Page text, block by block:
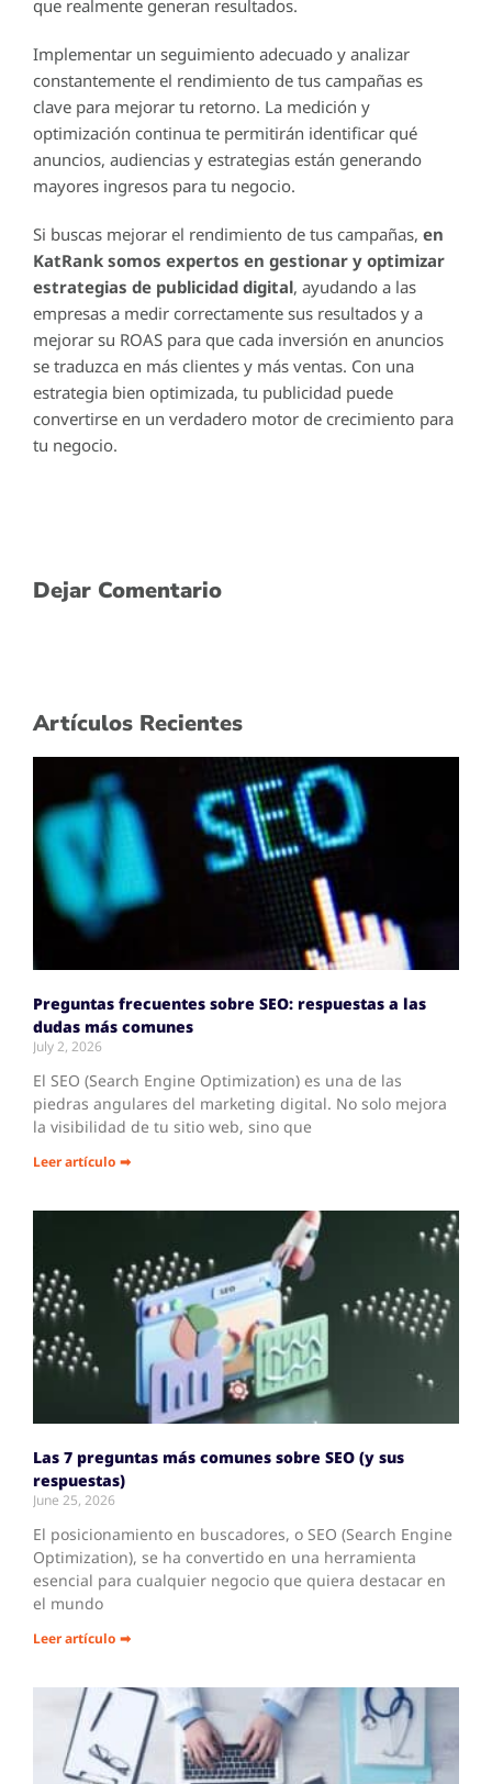
que realmente generan resultados.
Implementar un seguimiento adecuado y analizar
constantemente el rendimiento de tus campañas es
clave para mejorar tu retorno. La medición y
optimización continua te permitirán identificar qué
anuncios, audiencias y estrategias están generando
mayores ingresos para tu negocio.
Si buscas mejorar el rendimiento de tus campañas, en
KatRank somos expertos en gestionar y optimizar
estrategias de publicidad digital, ayudando a las
empresas a medir correctamente sus resultados y a
mejorar su ROAS para que cada inversión en anuncios
se traduzca en más clientes y más ventas. Con una
estrategia bien optimizada, tu publicidad puede
convertirse en un verdadero motor de crecimiento para
tu negocio.
Dejar Comentario
Artículos Recientes
Preguntas frecuentes sobre SEO: respuestas a las
dudas más comunes
July 2, 2026
El SEO (Search Engine Optimization) es una de las
piedras angulares del marketing digital. No solo mejora
la visibilidad de tu sitio web, sino que
Leer artículo ➡
Las 7 preguntas más comunes sobre SEO (y sus
respuestas)
June 25, 2026
El posicionamiento en buscadores, o SEO (Search Engine
Optimization), se ha convertido en una herramienta
esencial para cualquier negocio que quiera destacar en
el mundo
Leer artículo ➡